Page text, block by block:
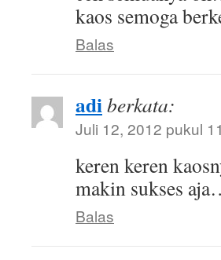
kaos semoga
Balas
adiberkata:
Juli 12, 2012 pukul
keren keren
makin sukses
Balas